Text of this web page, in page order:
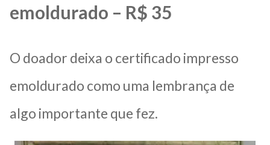
emoldurado – R$ 35
O doador deixa o certificado impresso
emoldurado como uma lembrança de
algo importante que fez.